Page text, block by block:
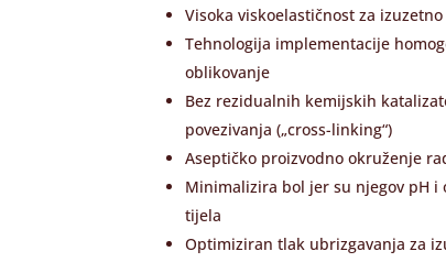
Visoka viskoelastičnost za
Tehnologija implementacije
oblikovanje
Bez rezidualnih kemijskih
povezivanja („cross-linking“)
Aseptičko proizvodno okruženje
Minimalizira bol jer su njegov pH
tijela
Optimiziran tlak ubrizgavanja za